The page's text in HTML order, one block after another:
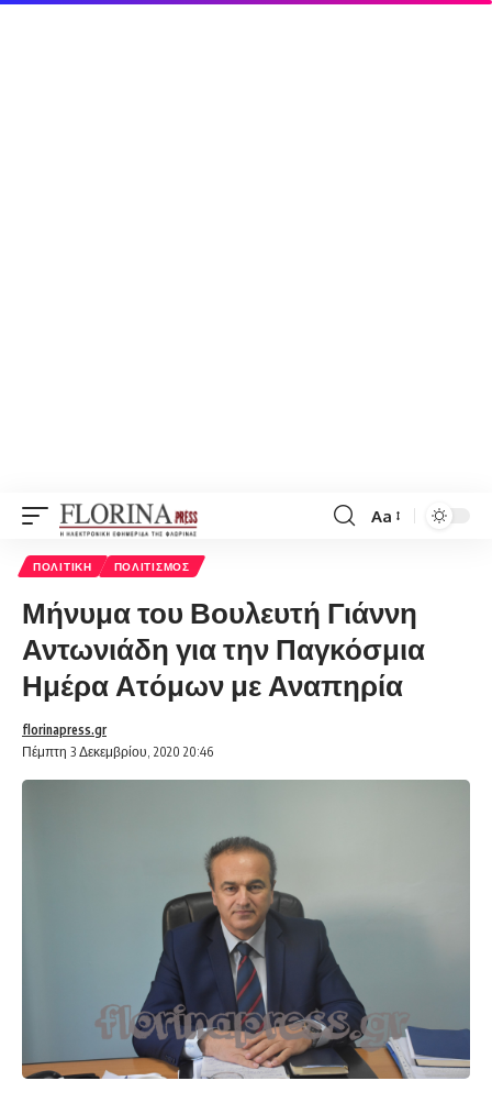
Font
Aa
ΠΟΛΙΤΙΚΉ ΠΟΛΙΤΙΣΜΌΣ
Μήνυμα του Βουλευτή Γιάννη
Αντωνιάδη για την Παγκόσμια
Ημέρα Ατόμων με Αναπηρία
Πέμπτη 3 Δεκεμβρίου, 2020 20:46
florinapress.gr